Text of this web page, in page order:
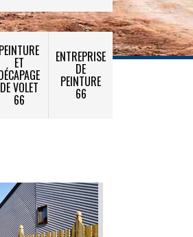
PEINTURE
ET
DE VOLET
66
ENTREPRISE
DE
PEINTURE
66